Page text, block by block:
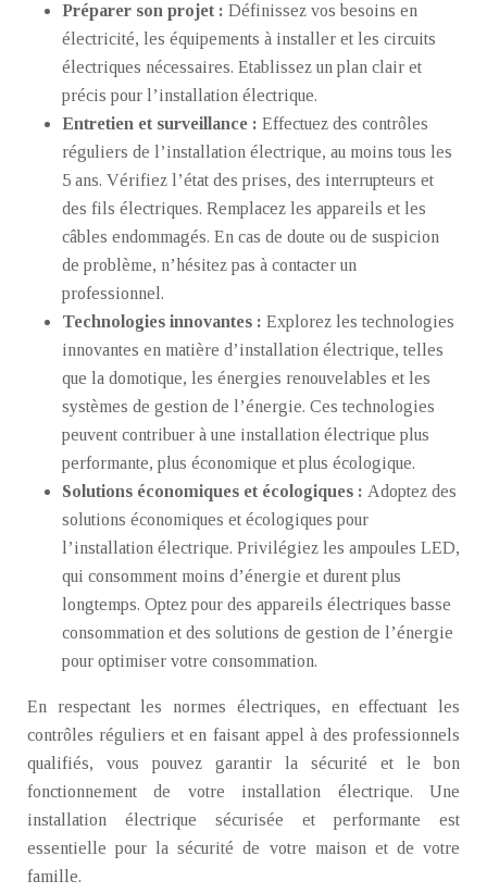
Préparer son projet : Définissez vos besoins en
électricité, les équipements à installer et les circuits
électriques nécessaires. Etablissez un plan clair et
précis pour l’installation électrique.
Entretien et surveillance : Effectuez des contrôles
réguliers de l’installation électrique, au moins tous les
5 ans. Vérifiez l’état des prises, des interrupteurs et
des fils électriques. Remplacez les appareils et les
câbles endommagés. En cas de doute ou de suspicion
de problème, n’hésitez pas à contacter un
professionnel.
Technologies innovantes : Explorez les technologies
innovantes en matière d’installation électrique, telles
que la domotique, les énergies renouvelables et les
systèmes de gestion de l’énergie. Ces technologies
peuvent contribuer à une installation électrique plus
performante, plus économique et plus écologique.
Solutions économiques et écologiques : Adoptez des
solutions économiques et écologiques pour
l’installation électrique. Privilégiez les ampoules LED,
qui consomment moins d’énergie et durent plus
longtemps. Optez pour des appareils électriques basse
consommation et des solutions de gestion de l’énergie
pour optimiser votre consommation.
En respectant les normes électriques, en effectuant les
contrôles réguliers et en faisant appel à des professionnels
qualifiés, vous pouvez garantir la sécurité et le bon
fonctionnement de votre installation électrique. Une
installation électrique sécurisée et performante est
essentielle pour la sécurité de votre maison et de votre
famille.